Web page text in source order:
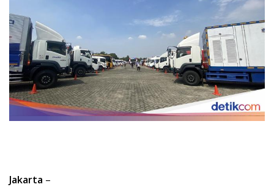
Jakarta –